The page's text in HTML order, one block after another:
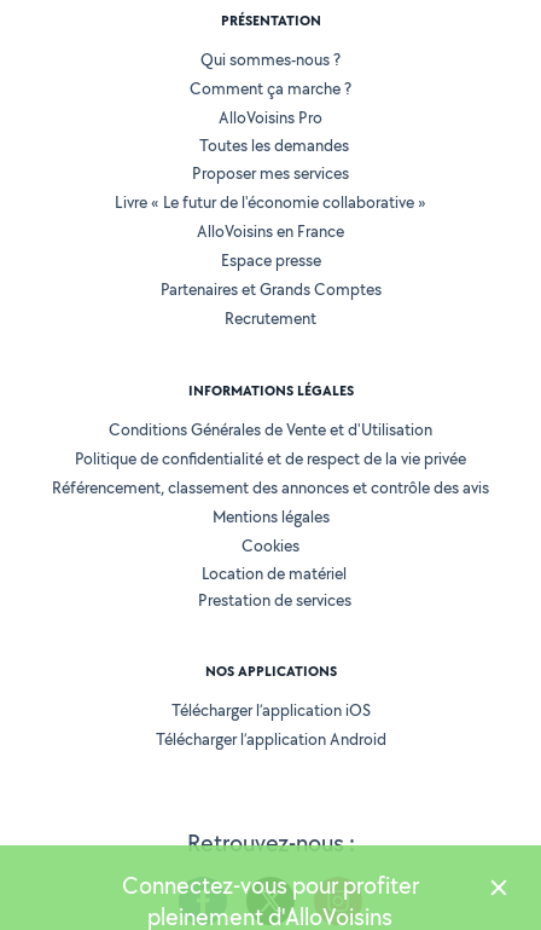
Retrouvez-nous :
PRÉSENTATION
Qui sommes-nous ?
Comment ça marche ?
AlloVoisins Pro
Toutes les demandes
Proposer mes services
Livre « Le futur de l'économie collaborative »
AlloVoisins en France
Espace presse
Partenaires et Grands Comptes
Recrutement
INFORMATIONS LÉGALES
Conditions Générales de Vente et d'Utilisation
Politique de confidentialité et de respect de la vie privée
Référencement, classement des annonces et contrôle des avis
Mentions légales
Cookies
Location de matériel
Prestation de services
NOS APPLICATIONS
Télécharger l’application iOS
Télécharger l’application Android
Connectez-vous pour profiter
pleinement d'AlloVoisins